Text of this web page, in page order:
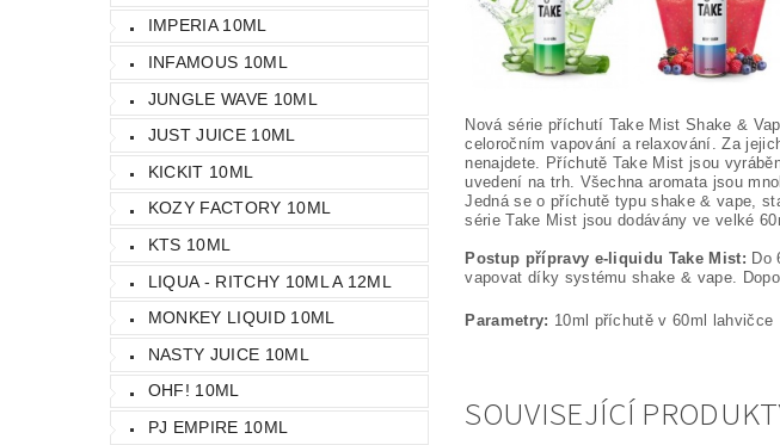
IMPERIA 10ML
INFAMOUS 10ML
JUNGLE WAVE 10ML
JUST JUICE 10ML
KICKIT 10ML
KOZY FACTORY 10ML
KTS 10ML
LIQUA - RITCHY 10ML A 12ML
MONKEY LIQUID 10ML
NASTY JUICE 10ML
OHF! 10ML
PJ EMPIRE 10ML
Nová série příchutí Take Mist Shake &
celoročním vapování a relaxování. Za
nenajdete. Příchutě Take Mist jsou
uvedení na trh. Všechna aromata jsou
Jedná se o příchutě typu shake & vape,
série Take Mist jsou dodávány ve velké
Postup přípravy e-liquidu Take Mist: Do
vapovat díky systému shake & vape.
Parametry: 10ml příchutě v 60ml lahvičce
SOUVISEJÍCÍ